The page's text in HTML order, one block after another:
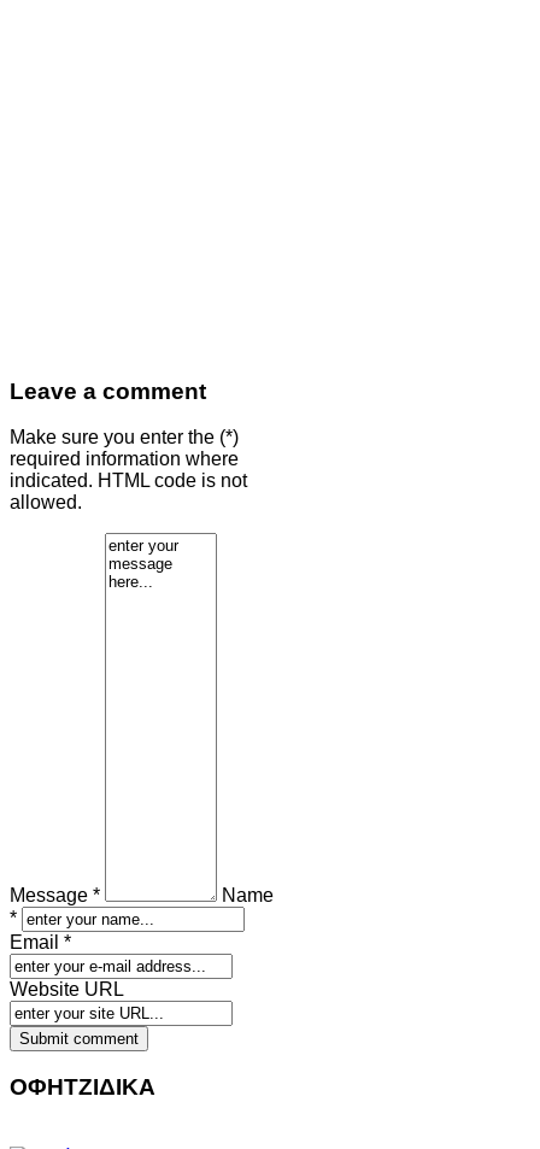
Leave a comment
Make sure you enter the (*)
required information where
indicated. HTML code is not
allowed.
Message *
Name
*
Email *
Website URL
ΟΦΗΤΖΙΔΙΚΑ